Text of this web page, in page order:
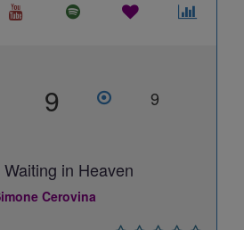
9 9
Waiting in Heaven
Cerovina